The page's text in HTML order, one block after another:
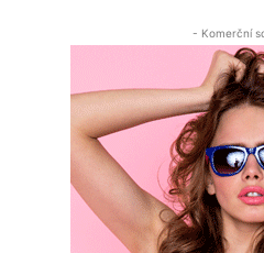
- Komerční